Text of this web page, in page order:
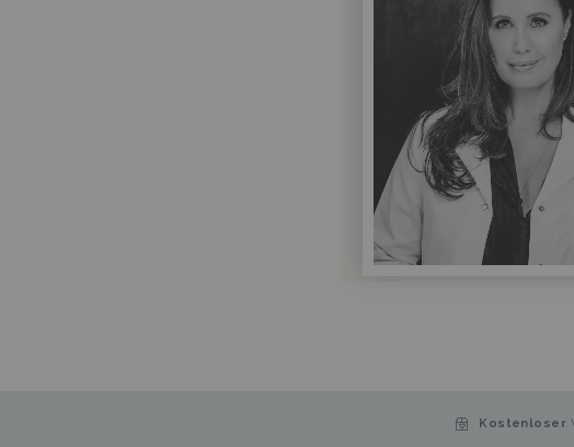
Kostenloser